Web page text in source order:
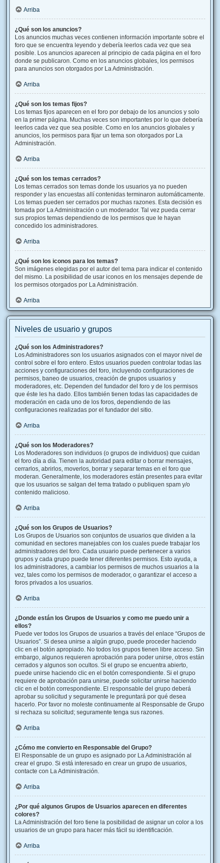
Arriba
¿Qué son los anuncios?
Los anuncios muchas veces contienen información importante sobre el
foro que se encuentra leyendo y debería leerlos cada vez que sea
posible. Los anuncios aparecen al principio de cada página en el foro
donde se publicaron. Como en los anuncios globales, los permisos
para anuncios son otorgados por La Administración.
Arriba
¿Qué son los temas fijos?
Los temas fijos aparecen en el foro por debajo de los anuncios y solo
en la primer página. Muchas veces son importantes por lo que debería
leerlos cada vez que sea posible. Como en los anuncios globales y
anuncios, los permisos para fijar un tema son otorgados por La
Administración.
Arriba
¿Qué son los temas cerrados?
Los temas cerrados son temas donde los usuarios ya no pueden
responder y las encuestas allí contenidas terminaron automáticamente.
Los temas pueden ser cerrados por muchas razones. Esta decisión es
tomada por La Administración o un moderador. Tal vez pueda cerrar
sus propios temas dependiendo de los permisos que le hayan
concedido los administradores.
Arriba
¿Qué son los iconos para los temas?
Son imágenes elegidas por el autor del tema para indicar el contenido
del mismo. La posibilidad de usar iconos en los mensajes depende de
los permisos otorgados por La Administración.
Arriba
Niveles de usuario y grupos
¿Qué son los Administradores?
Los Administradores son los usuarios asignados con el mayor nivel de
control sobre el foro entero. Estos usuarios pueden controlar todas las
acciones y configuraciones del foro, incluyendo configuraciones de
permisos, baneo de usuarios, creación de grupos usuarios y
moderadores, etc. Dependen del fundador del foro y de los permisos
que éste les ha dado. Ellos también tienen todas las capacidades de
moderación en cada uno de los foros, dependiendo de las
configuraciones realizadas por el fundador del sitio.
Arriba
¿Qué son los Moderadores?
Los Moderadores son individuos (o grupos de individuos) que cuidan
el foro día a día. Tienen la autoridad para editar o borrar mensajes,
cerrarlos, abrirlos, moverlos, borrar y separar temas en el foro que
moderan. Generalmente, los moderadores están presentes para evitar
que los usuarios se salgan del tema tratado o publiquen spam y/o
contenido malicioso.
Arriba
¿Qué son los Grupos de Usuarios?
Los Grupos de Usuarios son conjuntos de usuarios que dividen a la
comunidad en sectores manejables con los cuales puede trabajar los
administradores del foro. Cada usuario puede pertenecer a varios
grupos y cada grupo puede tener diferentes permisos. Esto ayuda, a
los administradores, a cambiar los permisos de muchos usuarios a la
vez, tales como los permisos de moderador, o garantizar el acceso a
foros privados a los usuarios.
Arriba
¿Donde están los Grupos de Usuarios y como me puedo unir a
ellos?
Puede ver todos los Grupos de usuarios a través del enlace “Grupos de
Usuarios”. Si desea unirse a algún grupo, puede proceder haciendo
clic en el botón apropiado. No todos los grupos tienen libre acceso. Sin
embargo, algunos requieren aprobación para poder unirse, otros están
cerrados y algunos son ocultos. Si el grupo se encuentra abierto,
puede unirse haciendo clic en el botón correspondiente. Si el grupo
requiere de aprobación para unirse, puede solicitar unirse haciendo
clic en el botón correspondiente. El responsable del grupo deberá
aprobar su solicitud y seguramente le preguntará por qué desea
hacerlo. Por favor no moleste continuamente al Responsable de Grupo
si rechaza su solicitud; seguramente tenga sus razones.
Arriba
¿Cómo me convierto en Responsable del Grupo?
El Responsable de un grupo es asignado por La Administración al
crear el grupo. Si está interesado en crear un grupo de usuarios,
contacte con La Administración.
Arriba
¿Por qué algunos Grupos de Usuarios aparecen en diferentes
colores?
La Administración del foro tiene la posibilidad de asignar un color a los
usuarios de un grupo para hacer más fácil su identificación.
Arriba